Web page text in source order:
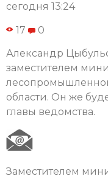
сегодня 13:24
17 0
Александр
заместителем
области. Он же
главы ведомства.
Заместителем